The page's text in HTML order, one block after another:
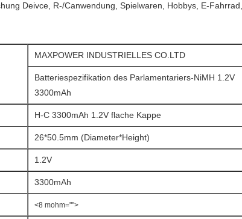
Deivce, R-/Canwendung, Spielwaren, Hobbys, E-
MAXPOWER INDUSTRIELLES CO.LTD
Batteriespezifikation des Parlamentariers-NiMH 1.2V
3300mAh
H-C 3300mAh 1.2V flache Kappe
26*50.5mm (Diameter*Height)
1.2V
3300mAh
<8 mohm="">